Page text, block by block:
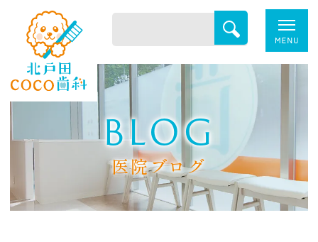
BLOG
医院ブログ